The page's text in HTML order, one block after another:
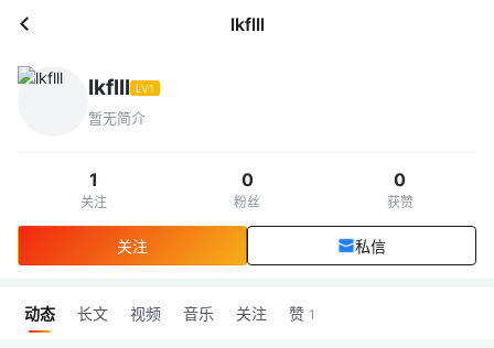
lkflll
lkflll LV1
暂无简介
1
关注
0
粉丝
0
获赞
关注 私信
动态 长文 视频 音乐 关注 赞 1